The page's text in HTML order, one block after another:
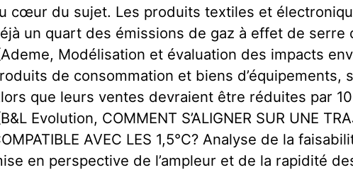
cœur du sujet. Les produits textiles et
un quart des émissions de gaz à effet de serre
Modélisation et évaluation des impacts
de consommation et biens d’équipements,
que leurs ventes devraient être réduites par
Evolution, COMMENT S’ALIGNER SUR UNE
AVEC LES 1,5°C? Analyse de la
en perspective de l’ampleur et de la rapidité